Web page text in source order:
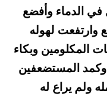
في الدماء وأفضع
وارتفعت لهوله
المكلومين وبكاء
وكمد المستضعفين
ولم يراع له